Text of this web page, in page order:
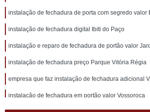
instalação de fechadura de porta com segredo valor
instalação de fechadura digital Ibiti do Paço
instalação e reparo de fechadura de portão valor
instalação de fechadura preço Parque Vitória Régia
empresa que faz instalação de fechadura adicional
instalação de fechadura em portão valor Vossoroca